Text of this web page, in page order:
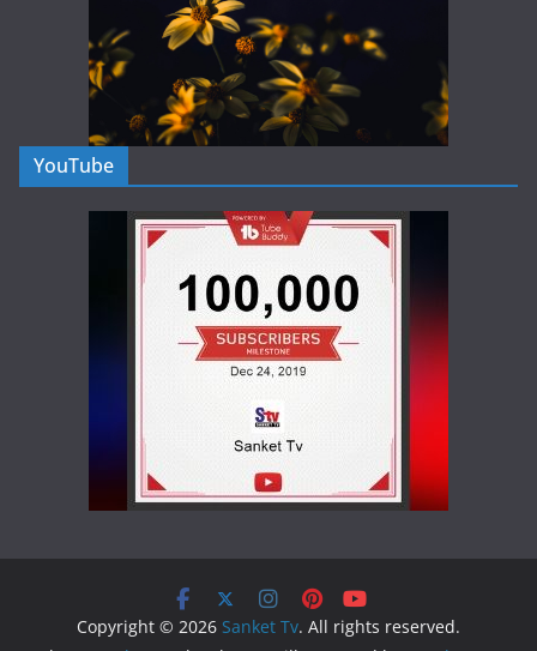
YouTube
Copyright © 2026 Sanket Tv. All rights reserved.